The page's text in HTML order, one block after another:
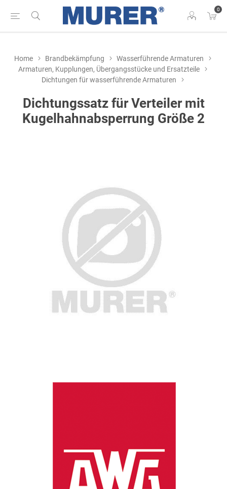
0
Home Brandbekämpfung
Wasserführende Armaturen
Armaturen, Kupplungen, Übergangsstücke und Ersatzteile
Dichtungen für wasserführende Armaturen
Dichtungssatz für Verteiler mit
Kugelhahnabsperrung Größe 2